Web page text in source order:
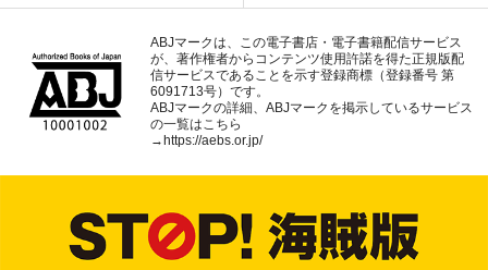
ABJマークは、この電子書店・電子書籍配信サービス
が、著作権者からコンテンツ使用許諾を得た正規版配
信サービスであることを示す登録商標（登録番号 第
6091713号）です。
ABJマークの詳細、ABJマークを掲示しているサービス
の一覧はこちら
→https://aebs.or.jp/